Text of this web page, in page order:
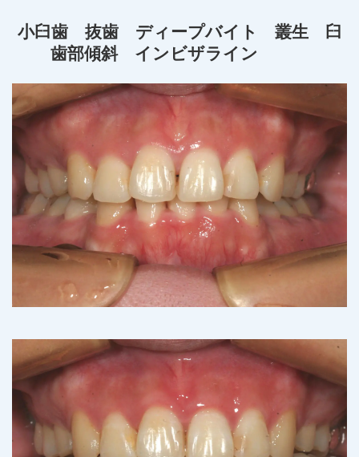
小臼歯 抜歯 ディープバイト 叢生 臼
歯部傾斜 インビザライン